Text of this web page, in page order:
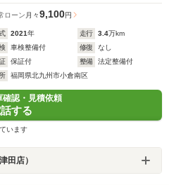
ローン 月々9,100円
2021年 走行 3.4万km
車検整備付 修復
なし
保証付 整備
法定整備付
福岡県北九州市小倉南区
確認・見積依頼
する
います
田店）